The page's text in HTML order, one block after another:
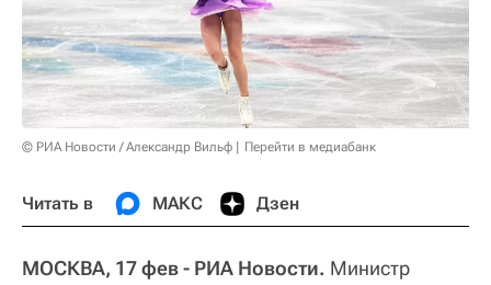
© РИА Новости / Александр Вильф Перейти в медиабанк
Читать в МАКС Дзен
МОСКВА, 17 фев - РИА Новости. Министр